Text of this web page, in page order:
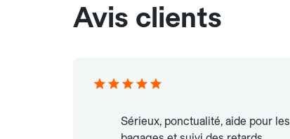
Avis clients
Sérieux, ponctualité, aide pour les